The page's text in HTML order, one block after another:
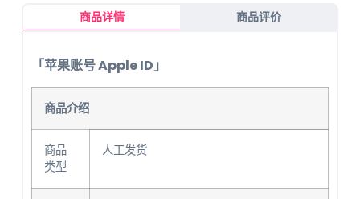
商品详情 商品评价
「苹果账号 Apple ID」
商品介绍
商品
类型
人工发货
暂无评论 *Guests cannot publish reviews